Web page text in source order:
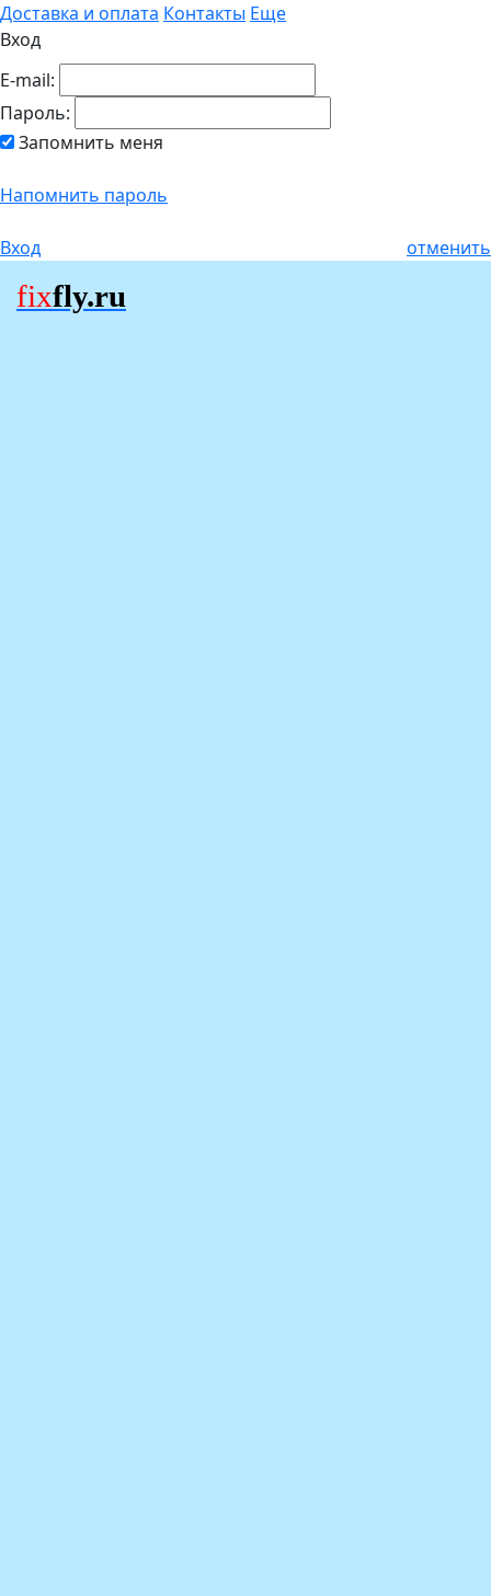
Доставка и оплата Контакты Еще
Вход
E-mail:
Пароль:
Запомнить меня
Напомнить пароль
Вход отменить
fixfly.ru